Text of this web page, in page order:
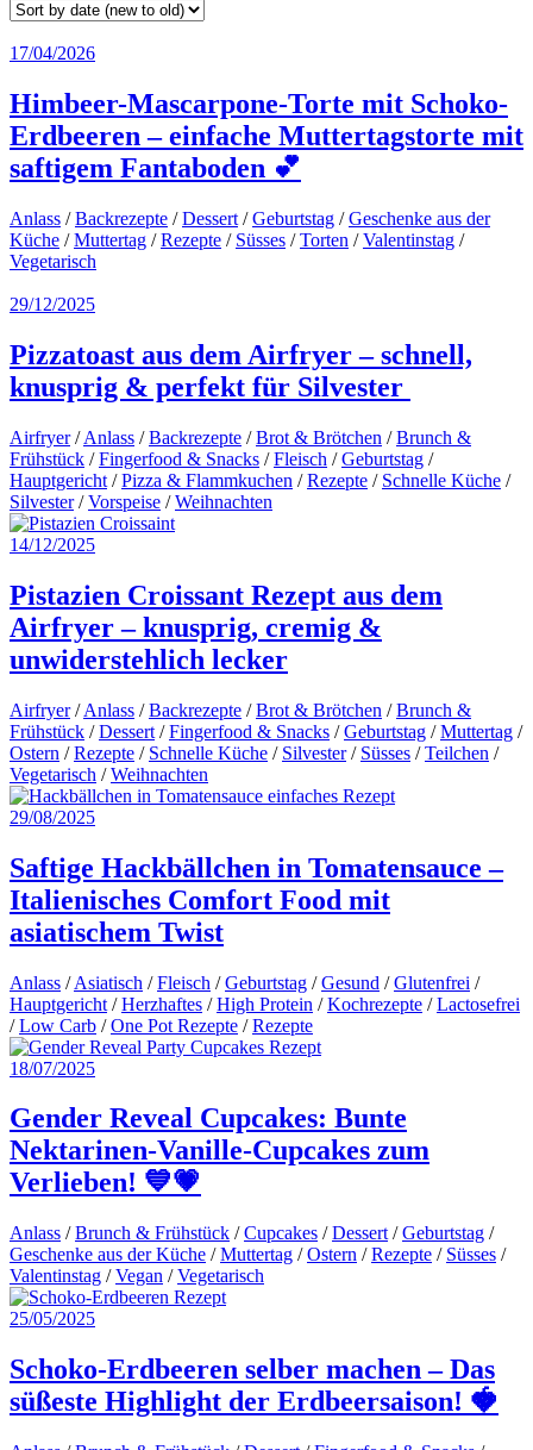
17/04/2026
Himbeer-Mascarpone-Torte mit Schoko-
Erdbeeren – einfache Muttertagstorte mit
saftigem Fantaboden 💕
Anlass /Backrezepte /Dessert /Geburtstag /Geschenke aus der
Küche /Muttertag /Rezepte / Süsses /Torten /Valentinstag /
Vegetarisch
29/12/2025
Pizzatoast aus dem Airfryer – schnell,
knusprig & perfekt für Silvester
Airfryer/Anlass /Backrezepte /Brot & Brötchen /Brunch &
Frühstück /Fingerfood & Snacks /Fleisch /Geburtstag /
Hauptgericht /Pizza & Flammkuchen /Rezepte / Schnelle Küche /
Silvester/Vorspeise /Weihnachten
14/12/2025
Pistazien Croissant Rezept aus dem
Airfryer – knusprig, cremig &
unwiderstehlich lecker
Airfryer/Anlass /Backrezepte /Brot & Brötchen /Brunch &
Frühstück /Dessert /Fingerfood & Snacks /Geburtstag /Muttertag /
Ostern /Rezepte / Schnelle Küche / Silvester/ Süsses /Teilchen /
Vegetarisch /Weihnachten
29/08/2025
Saftige Hackbällchen in Tomatensauce –
Italienisches Comfort Food mit
asiatischem Twist
Anlass /Asiatisch /Fleisch /Geburtstag /Gesund /Glutenfrei /
Hauptgericht /Herzhaftes /High Protein /Kochrezepte /Lactosefrei
/Low Carb /One Pot Rezepte /Rezepte
18/07/2025
Gender Reveal Cupcakes: Bunte
Nektarinen-Vanille-Cupcakes zum
Verlieben! 💙💗
Anlass /Brunch & Frühstück /Cupcakes /Dessert /Geburtstag /
Geschenke aus der Küche /Muttertag /Ostern /Rezepte / Süsses /
Valentinstag /Vegan /Vegetarisch
25/05/2025
Schoko-Erdbeeren selber machen – Das
süßeste Highlight der Erdbeersaison! 🍓